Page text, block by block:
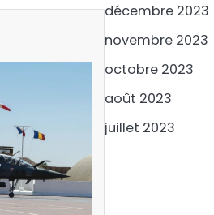
décembre 2023
novembre 2023
octobre 2023
août 2023
juillet 2023